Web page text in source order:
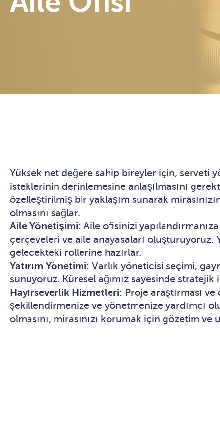
Yüksek net değere sahip bireyler için, serveti
isteklerinin derinlemesine anlaşılmasını
özelleştirilmiş bir yaklaşım sunarak
olmasını sağlar.
Aile Yönetişimi: Aile ofisinizi
çerçeveleri ve aile anayasaları oluşturuyoruz.
gelecekteki rollerine hazırlar.
Yatırım Yönetimi: Varlık yöneticisi seçimi,
sunuyoruz. Küresel ağımız sayesinde stratejik
Hayırseverlik Hizmetleri: Proje araştırması
şekillendirmenize ve yönetmenize yardımcı
olmasını, mirasınızı korumak için gözetim